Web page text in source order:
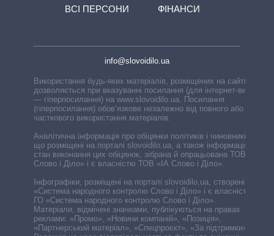
ВСІ ПЕРСОНИ
ФІНАНСИ
info@slovoidilo.ua
Використання будь-яких матеріалів, розміщених на сайті,
дозволяється при вказуванні посилання (для інтернет-видань
— гіперпосилання) на www.slovoidilo.ua. Посилання
(гіперпосилання) обов’язкове незалежно від повного або
часткового використання матеріалів.
Аналітична інформація про обіцянки політиків і чиновників,
що розміщені на порталі slovoidilo.ua, а також інформація про
стан виконання цих обіцянок, зібрана й опрацьована ТОВ «ІА
Слово і Діло» і є власністю ТОВ «ІА Слово і Діло».
Інфографіки, розміщені на порталі slovoidilo.ua, створені ГО
«Система народного контролю Слово і Діло» і є власністю
ГО «Система народного контролю Слово і Діло».
Матеріали, відмічені значками, публікуються на правах
реклами: «Промо», «Новини компаній», «Позиція»,
«Партнерський матеріал», «Спецпроєкт», «За підтримки».